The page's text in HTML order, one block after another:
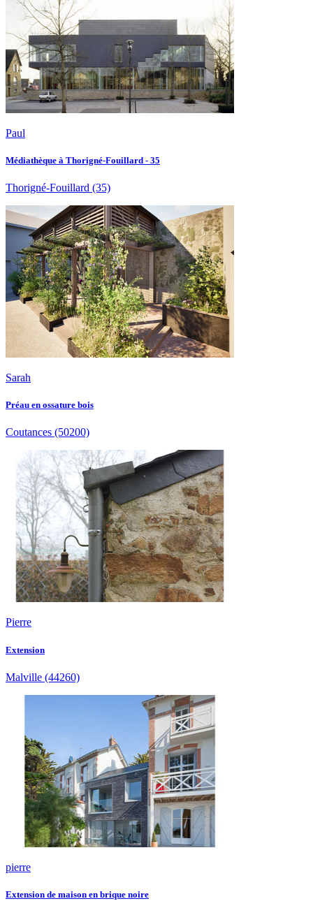
Paul
Médiathèque à Thorigné-Fouillard - 35
Thorigné-Fouillard (35)
Sarah
Préau en ossature bois
Coutances (50200)
Pierre
Extension
Malville (44260)
pierre
Extension de maison en brique noire